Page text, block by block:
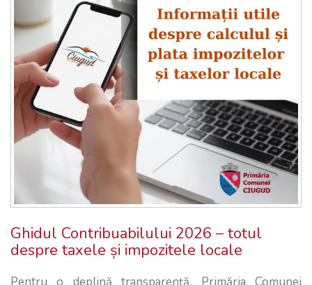
Ghidul Contribuabilului 2026 – totul
despre taxele și impozitele locale
Pentru o deplină transparență, Primăria Comunei